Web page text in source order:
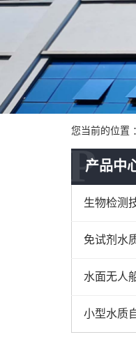
您当前的位置
产品中
P
生物检测
免试剂水
水面无人
小型水质